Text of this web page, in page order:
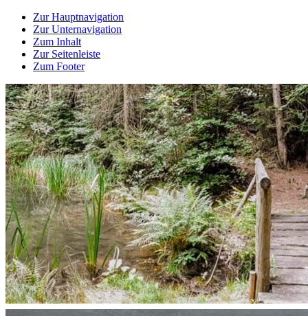
Zur Hauptnavigation
Zur Unternavigation
Zum Inhalt
Zur Seitenleiste
Zum Footer